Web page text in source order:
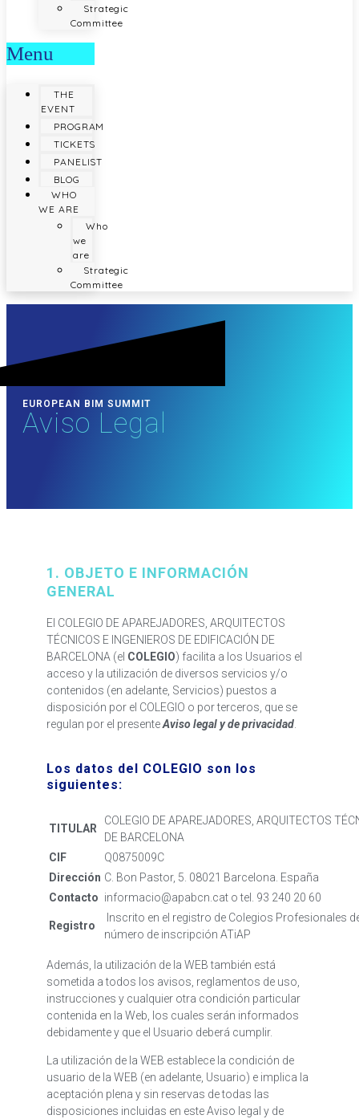
Strategic
Committee
Menu
THE
EVENT
PROGRAM
TICKETS
PANELIST
BLOG
WHO
WE ARE
Who
we
are
Strategic
Committee
EUROPEAN BIM SUMMIT
Aviso Legal
1. OBJETO E INFORMACIÓN
GENERAL
El COLEGIO DE APAREJADORES, ARQUITECTOS
TÉCNICOS E INGENIEROS DE EDIFICACIÓN DE
BARCELONA (el COLEGIO) facilita a los Usuarios el
acceso y la utilización de diversos servicios y/o
contenidos (en adelante, Servicios) puestos a
disposición por el COLEGIO o por terceros, que se
regulan por el presenteAviso legal y de privacidad
Los datos del COLEGIO son los
siguientes:
TITULAR
COLEGIO DE APAREJADORES, ARQUITECTOS
DE BARCELONA
CIF
Q0875009C
Dirección C. Bon Pastor, 5. 08021 Barcelona. España
Contacto informacio@apabcn.cat o tel. 93 240 20 60
Registro
Inscrito en el registro de Colegios Profesionales
número de inscripción ATiAP
Además, la utilización de la WEB también está
sometida a todos los avisos, reglamentos de uso,
instrucciones y cualquier otra condición particular
contenida en la Web, los cuales serán informados
debidamente y que el Usuario deberá cumplir.
La utilización de la WEB establece la condición de
usuario de la WEB (en adelante, Usuario) e implica la
aceptación plena y sin reservas de todas las
disposiciones incluidas en este Aviso legal y de